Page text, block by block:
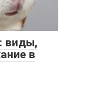
виды,
в